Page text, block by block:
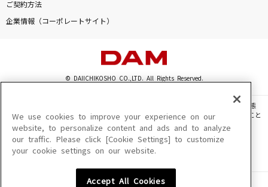
ご契約方法
企業情報（コーポレートサイト）
© DAIICHIKOSHO CO.,LTD. All Rights Reserved.
このサイトに掲載されている一切の文章・画像・写真・動画・音声等を、手段や形態
を問わず、著作権法の定める範囲を超えて無断で複製、転載、ファイル化などすること
を禁じます。
楽曲及びコンテンツは、機種によりご利用いただけない場合があります。
楽曲及びコンテンツの配信日、配信内容が変更になる場合があります。
We use cookies to improve your experience on our
website, to personalize content and ads and to analyze
our traffic. Please click [Cookie Settings] to customize
your cookie settings on our website.
Accept All Cookies